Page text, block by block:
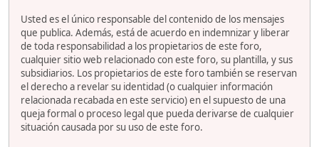
Usted es el único responsable del contenido de los mensajes
que publica. Además, está de acuerdo en indemnizar y liberar
de toda responsabilidad a los propietarios de este foro,
cualquier sitio web relacionado con este foro, su plantilla, y sus
subsidiarios. Los propietarios de este foro también se reservan
el derecho a revelar su identidad (o cualquier información
relacionada recabada en este servicio) en el supuesto de una
queja formal o proceso legal que pueda derivarse de cualquier
situación causada por su uso de este foro.